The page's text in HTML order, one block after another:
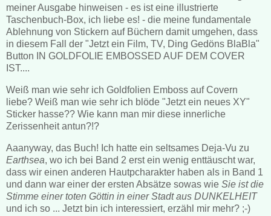
meiner Ausgabe hinweisen - es ist eine illustrierte
Taschenbuch-Box, ich liebe es! - die meine fundamentale
Ablehnung von Stickern auf Büchern damit umgehen, dass
in diesem Fall der "Jetzt ein Film, TV, Ding Gedöns BlaBla"
Button IN GOLDFOLIE EMBOSSED AUF DEM COVER
IST....
Weiß man wie sehr ich Goldfolien Emboss auf Covern
liebe? Weiß man wie sehr ich blöde "Jetzt ein neues XY"
Sticker hasse?? Wie kann man mir diese innerliche
Zerissenheit antun?!?
Aaanyway, das Buch! Ich hatte ein seltsames Deja-Vu zu
Earthsea, wo ich bei Band 2 erst ein wenig enttäuscht war,
dass wir einen anderen Hautpcharakter haben als in Band 1
und dann war einer der ersten Absätze sowas wie Sie ist die
Stimme einer toten Göttin in einer Stadt aus DUNKELHEIT
und ich so ... Jetzt bin ich interessiert, erzähl mir mehr? ;-)